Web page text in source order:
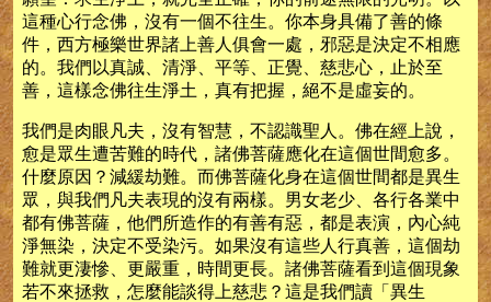
這種心行念佛，沒有一個不往生。你本身具備了善的條
件，西方極樂世界諸上善人俱會一處，邪惡是決定不相應
的。我們以真誠、清淨、平等、正覺、慈悲心，止於至
善，這樣念佛往生淨土，真有把握，絕不是虛妄的。
我們是肉眼凡夫，沒有智慧，不認識聖人。佛在經上說，
愈是眾生遭苦難的時代，諸佛菩薩應化在這個世間愈多。
什麼原因？減緩劫難。而佛菩薩化身在這個世間都是異生
眾，與我們凡夫表現的沒有兩樣。男女老少、各行各業中
都有佛菩薩，他們所造作的有善有惡，都是表演，內心純
淨無染，決定不受染污。如果沒有這些人行真善，這個劫
難就更淒慘、更嚴重，時間更長。諸佛菩薩看到這個現象
若不來拯救，怎麼能談得上慈悲？這是我們讀「異生